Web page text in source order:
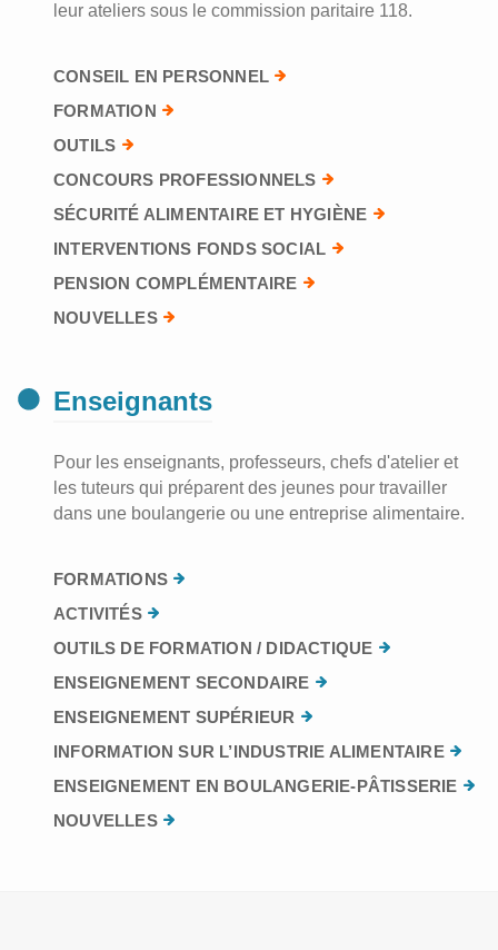
leur ateliers sous le commission paritaire 118.
CONSEIL EN PERSONNEL
FORMATION
OUTILS
CONCOURS PROFESSIONNELS
SÉCURITÉ ALIMENTAIRE ET HYGIÈNE
INTERVENTIONS FONDS SOCIAL
PENSION COMPLÉMENTAIRE
NOUVELLES
Enseignants
Pour les enseignants, professeurs, chefs d'atelier et
les tuteurs qui préparent des jeunes pour travailler
dans une boulangerie ou une entreprise alimentaire.
FORMATIONS
ACTIVITÉS
OUTILS DE FORMATION / DIDACTIQUE
ENSEIGNEMENT SECONDAIRE
ENSEIGNEMENT SUPÉRIEUR
INFORMATION SUR L’INDUSTRIE ALIMENTAIRE
ENSEIGNEMENT EN BOULANGERIE-PÂTISSERIE
NOUVELLES